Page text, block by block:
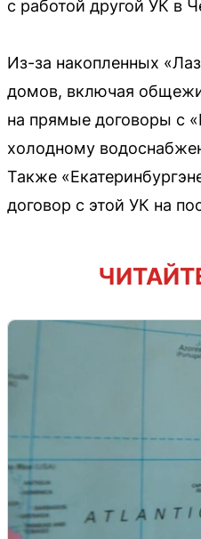
с работой другой УК в
Из-за накопленных
домов, включая
на прямые договоры с
холодному
Также
договор с этой УК на